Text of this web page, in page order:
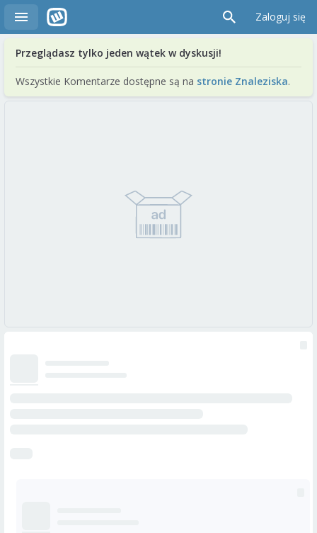
Zaloguj się
Przeglądasz tylko jeden wątek w dyskusji!
Wszystkie Komentarze dostępne są na stronie Znaleziska.